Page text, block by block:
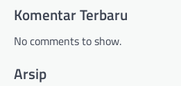
Komentar Terbaru
No comments to show.
Arsip